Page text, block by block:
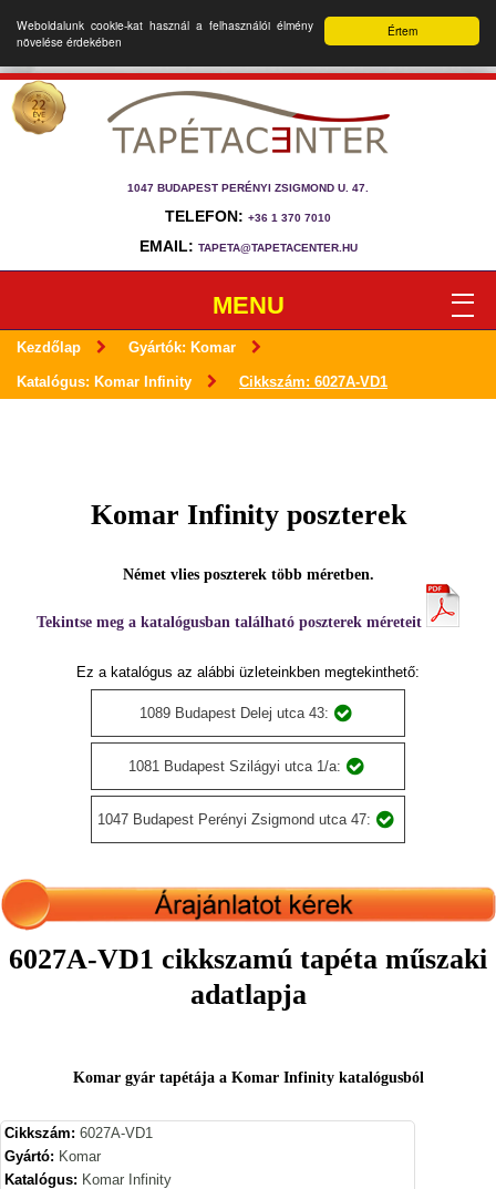
Értem
Weboldalunk cookie-kat használ a felhasználói élmény
növelése érdekében
1047 BUDAPEST PERÉNYI ZSIGMOND U. 47.
TELEFON: +36 1 370 7010
EMAIL: TAPETA@TAPETACENTER.HU
MENU
Kezdőlap Gyártók: Komar
Katalógus: Komar Infinity Cikkszám: 6027A-VD1
Komar Infinity poszterek
Német vlies poszterek több méretben.
Tekintse meg a katalógusban található poszterek méreteit
Ez a katalógus az alábbi üzleteinkben megtekinthető:
1089 Budapest Delej utca 43:
1081 Budapest Szilágyi utca 1/a:
1047 Budapest Perényi Zsigmond utca 47:
6027A-VD1 cikkszamú tapéta műszaki
adatlapja
Komar gyár tapétája a Komar Infinity katalógusból
Cikkszám: 6027A-VD1
Gyártó: Komar
Katalógus: Komar Infinity